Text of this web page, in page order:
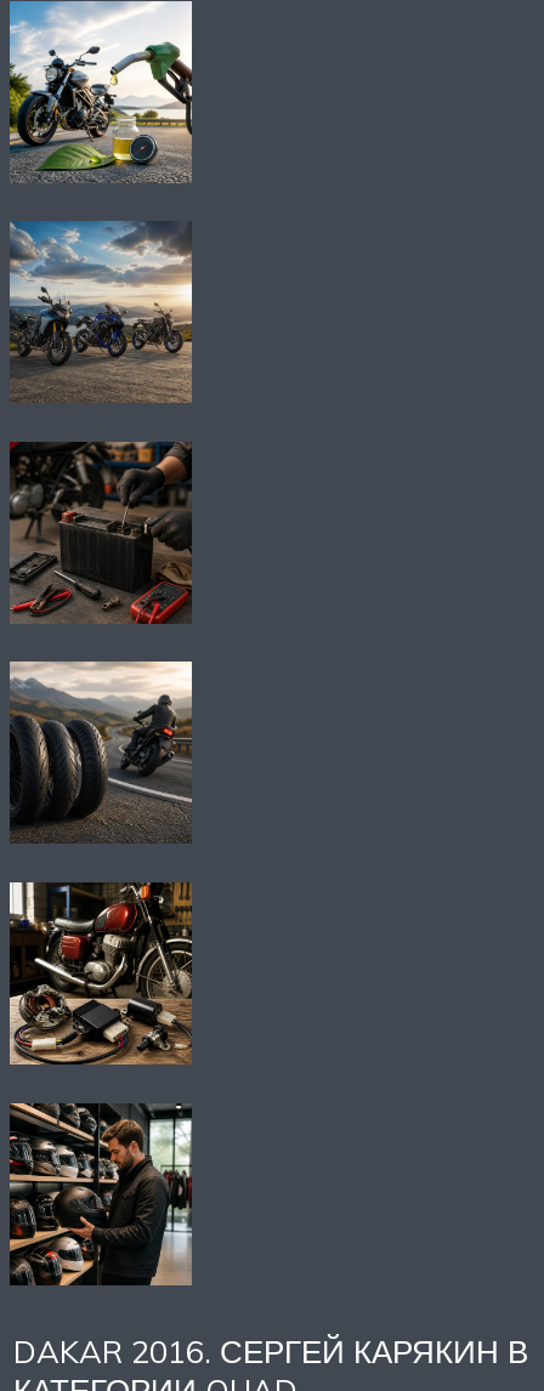
DAKAR 2016. СЕРГЕЙ КАРЯКИН В